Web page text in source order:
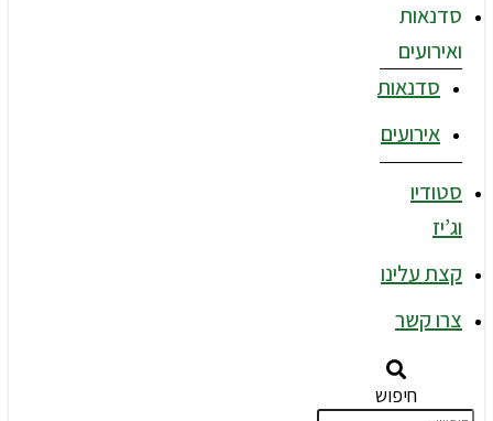
סדנאות
ואירועים
סדנאות
אירועים
סטודיו
וג’יז
קצת עלינו
צרו קשר
חיפוש